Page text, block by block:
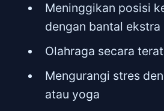
Meninggikan posisi
dengan bantal ekstra
Olahraga secara
Mengurangi stres
atau yoga